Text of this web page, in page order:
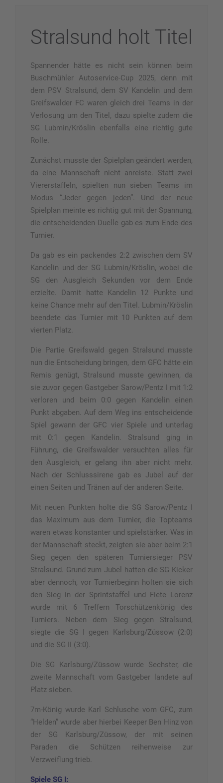
Stralsund holt Titel
Spannender hätte es nicht sein können beim
Buschmühler Autoservice-Cup 2025, denn mit
dem PSV Stralsund, dem SV Kandelin und dem
Greifswalder FC waren gleich drei Teams in der
Verlosung um den Titel, dazu spielte zudem die
SG Lubmin/Kröslin ebenfalls eine richtig gute
Rolle.
Zunächst musste der Spielplan geändert werden,
da eine Mannschaft nicht anreiste. Statt zwei
Viererstaffeln, spielten nun sieben Teams im
Modus “Jeder gegen jeden”. Und der neue
Spielplan meinte es richtig gut mit der Spannung,
die entscheidenden Duelle gab es zum Ende des
Turnier.
Da gab es ein packendes 2:2 zwischen dem SV
Kandelin und der SG Lubmin/Kröslin, wobei die
SG den Ausgleich Sekunden vor dem Ende
erzielte. Damit hatte Kandelin 12 Punkte und
keine Chance mehr auf den Titel. Lubmin/Kröslin
beendete das Turnier mit 10 Punkten auf dem
vierten Platz.
Die Partie Greifswald gegen Stralsund musste
nun die Entscheidung bringen, dem GFC hätte ein
Remis genügt, Stralsund musste gewinnen, da
sie zuvor gegen Gastgeber Sarow/Pentz I mit 1:2
verloren und beim 0:0 gegen Kandelin einen
Punkt abgaben. Auf dem Weg ins entscheidende
Spiel gewann der GFC vier Spiele und unterlag
mit 0:1 gegen Kandelin. Stralsund ging in
Führung, die Greifswalder versuchten alles für
den Ausgleich, er gelang ihn aber nicht mehr.
Nach der Schlusssirene gab es Jubel auf der
einen Seiten und Tränen auf der anderen Seite.
Mit neuen Punkten holte die SG Sarow/Pentz I
das Maximum aus dem Turnier, die Topteams
waren etwas konstanter und spielstärker. Was in
der Mannschaft steckt, zeigten sie aber beim 2:1
Sieg gegen den späteren Turniersieger PSV
Stralsund. Grund zum Jubel hatten die SG Kicker
aber dennoch, vor Turnierbeginn holten sie sich
den Sieg in der Sprintstaffel und Fiete Lorenz
wurde mit 6 Treffern Torschützenkönig des
Turniers. Neben dem Sieg gegen Stralsund,
siegte die SG I gegen Karlsburg/Züssow (2:0)
und die SG II (3:0).
Die SG Karlsburg/Züssow wurde Sechster, die
zweite Mannschaft vom Gastgeber landete auf
Platz sieben.
7m-König wurde Karl Schlusche vom GFC, zum
“Helden” wurde aber hierbei Keeper Ben Hinz von
der SG Karlsburg/Züssow, der mit seinen
Paraden die Schützen reihenweise zur
Verzweiflung trieb.
Spiele SG I: